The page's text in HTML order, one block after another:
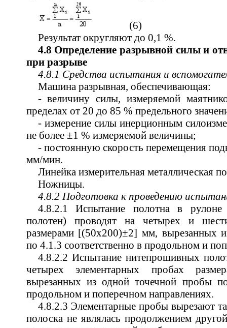
(6)
Результат округляют до 0,1 %.
4.8 Определение разрывной силы и
при разрыве
4.8.1 Средства испытания и
Машина разрывная, обеспечивающая:
- величину силы, измеряемой
пределах от 20 до 85 % предельного
- измерение силы инерционным
не более ±1 % измеряемой величины;
- постоянную скорость перемещения
мм/мин.
Линейка измерительная металлическая
Ножницы.
4.8.2 Подготовка к проведению
4.8.2.1 Испытание полотна в
полотен) проводят на четырех и
размерами [(50х200)±2] мм, вырезанных
по 4.1.3 соответственно в продольном и
4.8.2.2 Испытание нитепрошивных
четырех элементарных пробах
вырезанных из одной точечной пробы
продольном и поперечном направлениях.
4.8.2.3 Элементарные пробы вырезают
полоска не являлась продолжением